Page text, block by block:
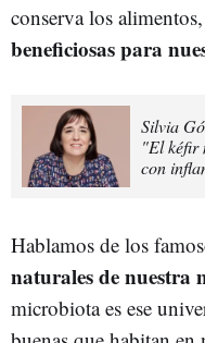
conserva los
beneficiosas para
Silvia
"El kéfir
con
Hablamos de los
naturales de nuestra
microbiota es ese